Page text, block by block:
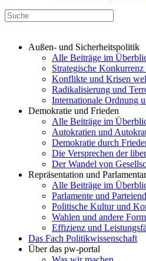
Außen- und Sicherheitspolitik
Alle Beiträge im
Strategische
Konflikte und Krisen
Radikalisierung und
Internationale Ordnung
Demokratie und Frieden
Alle Beiträge im
Autokratien und
Demokratie durch
Die Versprechen der
Der Wandel von
Repräsentation und
Alle Beiträge im
Parlamente und
Politische Kultur und
Wahlen und andere
Effizienz und
Das Fach Politikwissenschaft
Über das pw-portal